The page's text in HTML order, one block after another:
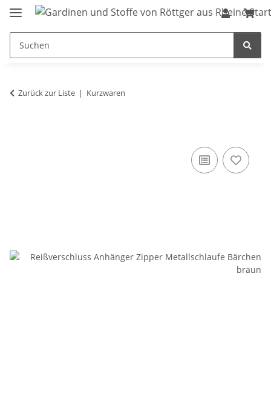
Zurück zur Liste Kurzwaren